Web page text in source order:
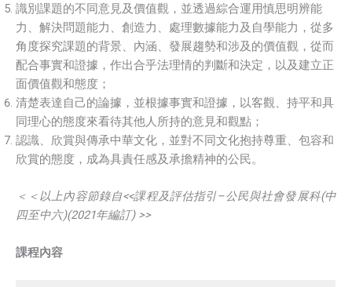
識別課題的不同意見及價值觀，並透過綜合運用慎思明辨能
力、解決問題能力、創造力、處理數據能力及自學能力，從多
角度探究課題的背景、內涵、發展趨勢和涉及的價值觀，從而
配合事實和證據，作出合乎法理情的判斷和決定，以及建立正
面價值觀和態度；
清楚表達自己的論據，並根據事實和證據，以客觀、持平和具
同理心的態度來看待其他人所持的意見和觀點；
認識、欣賞與傳承中華文化，並對不同文化抱持尊重、包容和
欣賞的態度，成為具責任感及承擔精神的公民。
＜＜以上內容節錄自<<課程及評估指引–公民與社會發展科(中
四至中六)(2021年編訂) >>
課程內容